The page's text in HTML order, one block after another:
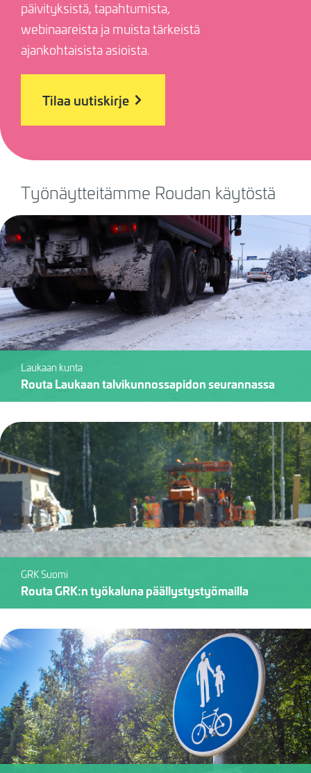
päivityksistä, tapahtumista,
webinaareista ja muista tärkeistä
ajankohtaisista asioista.
Tilaa uutiskirje
Työnäytteitämme Roudan käytöstä
Laukaan kunta
Routa Laukaan talvikunnossapidon seurannassa
GRK Suomi
Routa GRK:n työkaluna päällystystyömailla